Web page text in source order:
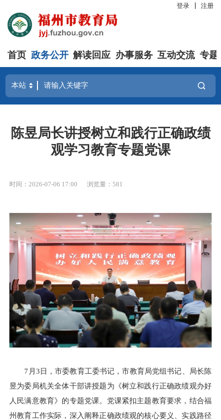
登录 注册
首页 政务公开 解读回应 办事服务 互动交流 专题
陈昱局长讲授树立和践行正确政绩
观学习教育专题党课
时间：2026-07-06 17:00 浏览量：581
7月3日，市委教育工委书记，市教育局党组书记、局长陈
昱为委局机关全体干部讲授题为《树立和践行正确政绩观办好
人民满意教育》的专题党课。党课紧扣主题教育要求，结合福
州教育工作实际，深入阐释正确政绩观的核心要义、实践路径